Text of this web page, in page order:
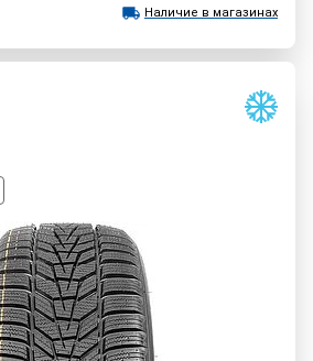
Наличие в магазинах